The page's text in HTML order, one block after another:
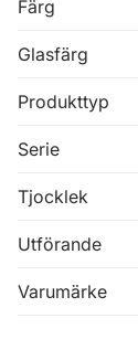
Färg
Glasfärg
Produkttyp
Serie
Tjocklek
Utförande
Varumärke